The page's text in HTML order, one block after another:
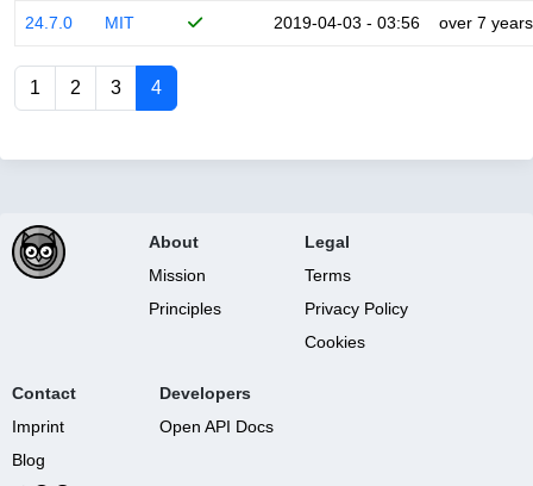
24.7.0 MIT 2019-04-03 - 03:56 over 7 years
1 2 3 4
About
Mission
Principles
Legal
Terms
Privacy Policy
Cookies
Contact
Imprint
Blog
Developers
Open API Docs